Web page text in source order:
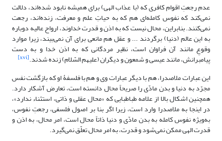
عدم رجعتِ اقوام کافری که (با عذاب الهی) برای همیشه نابود شده‌اند، دلالت
نمی‌کند که نفوس کامله‌ای هم که به حیاتِ علم و معرفت، زنده‌اند، رجعت
نمی‌کنند. بنابراین، محال نیست که به اذن و قدرت خداوند، ارواح عالیه‌ دوباره
به این عالم (دنیا) برگردند ... و عقل هم مانعی برای آن نمی‌بیند، زیرا موارد
وقوعِ مانند آن فراوان است، نظیر مردگانی که به اذن خدا و به‌ دست
پیامبرانش، مانند عیسی و شمعون و دیگران (علیهم السّلام) زنده شدند.[xvi]
این عبارات ملاصدرا، هم با دیگر عبارات وی و هم با فلسفۀ او که بازگشت نفس
مجرّد به دنیا و بدن مادّی را صریحاً محال دانسته است، تعارض آشکار دارد.
همچنین اشکال بالا از علامه طباطبایی که «محال عقلی و ذاتی، استثناء ندارد»،
در اینجا به ملاصدرا وارد است، زیرا اگر بنا بر اصول فلسفی، رجعتِ نفوس،
به‌ویژه نفوس کامله به بدن مادّی و دنیا ذاتاً محال است، امر محال، به اذن و
قدرت الهی ممکن نمی‌شود و قدرت، به امر محال تعلّق نمی‌گیرد.